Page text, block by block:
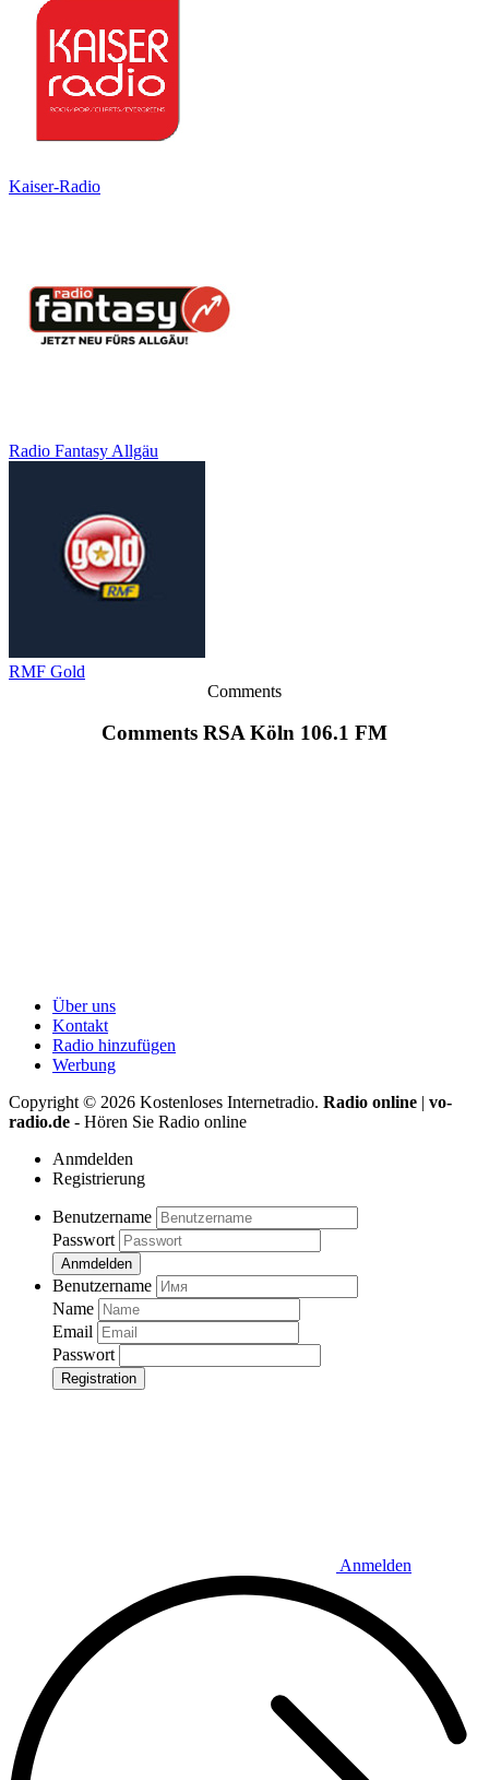
Kaiser-Radio
Radio Fantasy Allgäu
RMF Gold
Comments
Comments RSA Köln 106.1 FM
Über uns
Kontakt
Radio hinzufügen
Werbung
Copyright © 2026 Kostenloses Internetradio. Radio online | vo-
radio.de - Hören Sie Radio online
Anmdelden
Registrierung
Benutzername
Passwort
Anmdelden
Benutzername
Name
Email
Passwort
Registration
Anmelden